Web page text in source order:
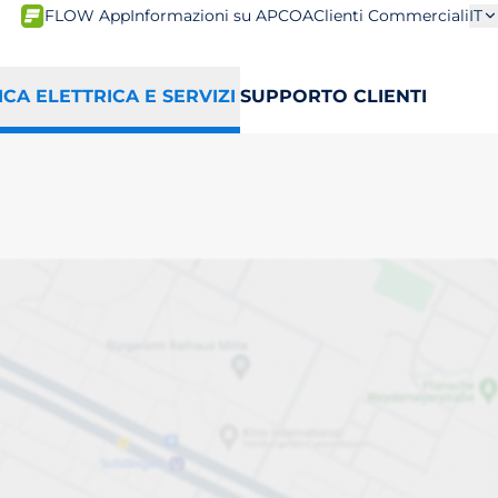
FLOW AppInformazioni su APCOAClienti CommercialiIT
ELETTRICA E SERVIZI SUPPORTO CLIENTI